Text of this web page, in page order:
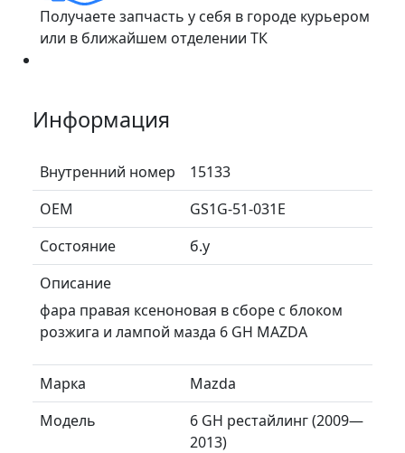
Получаете запчасть у себя в городе курьером
или в ближайшем отделении ТК
Информация
Внутренний номер
15133
ОЕМ
GS1G-51-031E
Состояние
б.у
Описание
фара правая ксеноновая в сборе с блоком
розжига и лампой мазда 6 GH MAZDA
Марка
Mazda
Модель
6 GH рестайлинг (2009—
2013)